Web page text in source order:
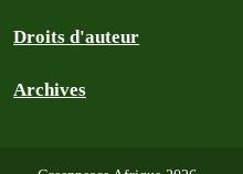
Droits d'auteur
Archives